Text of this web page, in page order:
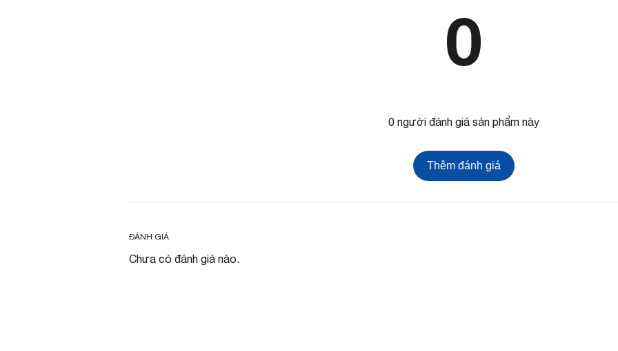
0
0 người đánh giá sản phẩm này
Thêm đánh giá
ĐÁNH GIÁ
Chưa có đánh giá nào.